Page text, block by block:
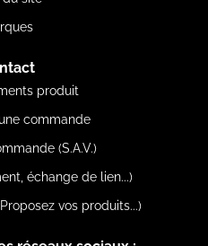
produit
commande
(S.A.V.)
échange de lien...)
vos produits...)